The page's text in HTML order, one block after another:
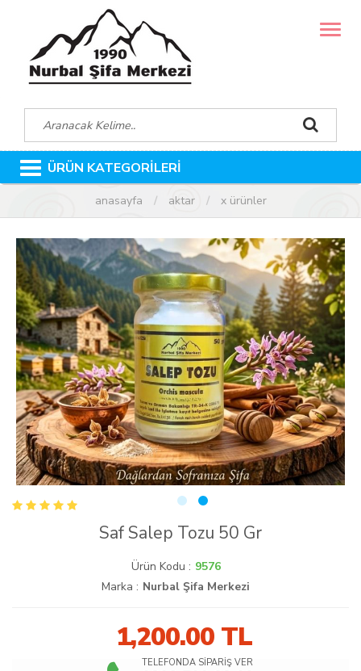
MENÜ
ÜRÜN KATEGORİLERİ
anasayfa aktar x ürünler
Saf Salep Tozu 50 Gr
Ürün Kodu : 9576
Marka : Nurbal Şifa Merkezi
1,200.00 TL
TELEFONDA SİPARİŞ VER